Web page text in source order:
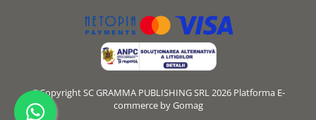
©Copyright SC GRAMMA PUBLISHING SRL 2026 Platforma E-
commerce by Gomag